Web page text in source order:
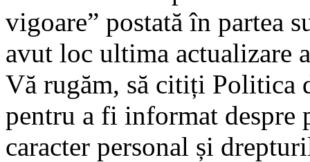
vigoare” postată în partea
avut loc ultima actualizare
Vă rugăm, să citiți Politica
pentru a fi informat despre
caracter personal și